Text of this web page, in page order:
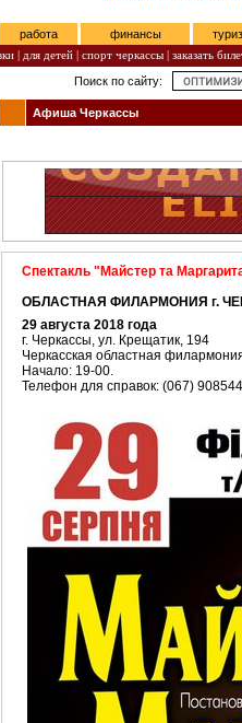
работа финансы
| для детей | спорт черкассы | заказать
Поиск по сайту:
Афиша Черкассы
Cпектакль "Майстер та
ОБЛАСТНАЯ ФИЛАРМОНИЯ г.
29 августа 2018 года
г. Черкассы, ул. Крещатик, 194
Черкасская областная
Начало: 19-00.
Телефон для справок: (067)